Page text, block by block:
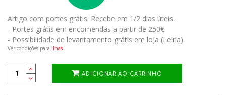
Artigo com portes grátis. Recebe em 1/2 dias úteis.
- Portes grátis em encomendas a partir de 250€
- Possibilidade de levantamento grátis em loja (Leiria)
Ver condições para ilhas
ADICIONAR AO CARRINHO